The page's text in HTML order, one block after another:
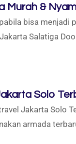
Murah &
bisa menjadi
Salatiga
Solo
Jakarta Solo
armada